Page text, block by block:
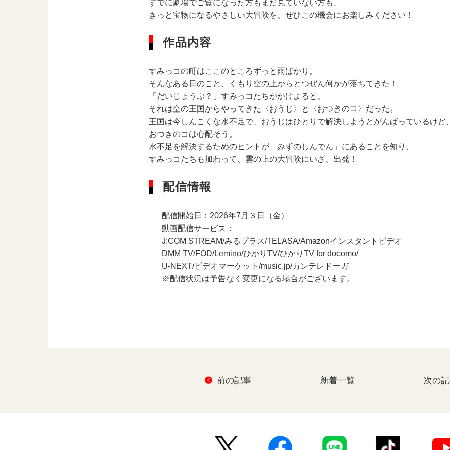
すでに劇場でご覧になった方もまだ見ていない方も、
きっと宝物になるやさしい大冒険を、ぜひこの機会にお楽しみください！
作品内容
すみっコの町はここのところずっと雨ばかり。
そんなある日のこと、くもり空の上からとつぜん何かが落ちてきた！
「だいじょうぶ？」すみっコたちがかけよると、
それは空の王国からやってきた〈おうじ〉と〈おつきのコ〉だった。
王国は今しんこくな水不足で、おうじはひとりで解決しようとがんばっているけど
おつきのコは心配そう。
水不足を解決するためのヒントが「みずのしんでん」にあることを知り、
すみっコたちも加わって、雲の上の大冒険にいざ、出発！
配信情報
配信開始日：2026年7月３日（金）
動画配信サービス：
J:COM STREAM/みるプラス/TELASA/Amazonインスタントビデオ
DMM TV/FOD/Lemino/ひかりTV/ひかりTV for docomo/
U-NEXT/ビデオマーケット/music.jp/カンテレドーガ
※配信状況は予告なく変更になる場合がございます。
前の記事 新着一覧 次の